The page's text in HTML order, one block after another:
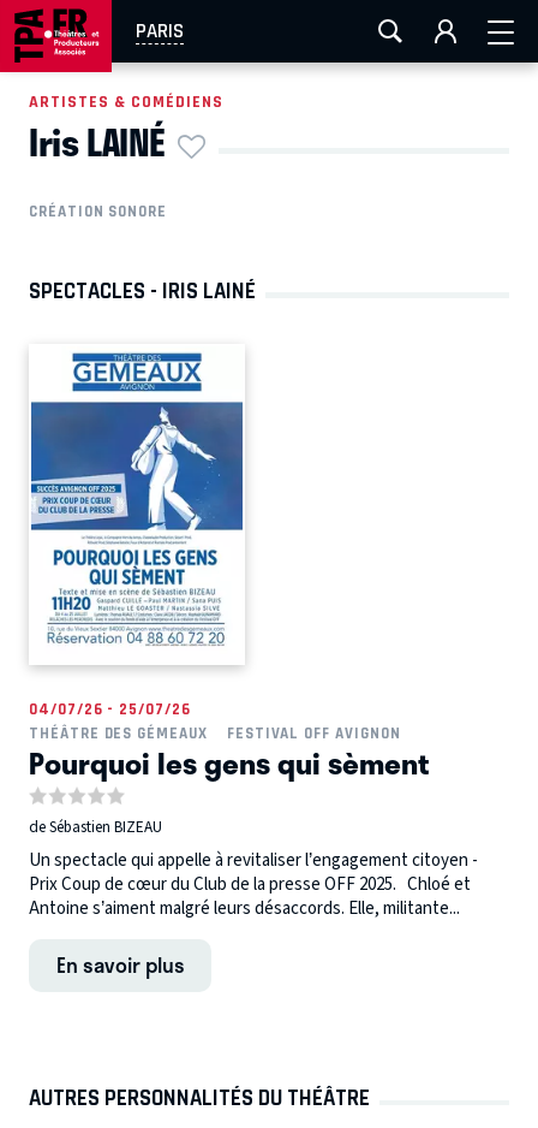
PARIS
AIX-MARSEILLE LA ROCHELLE
EN TOURNÉE
ARTISTES & COMÉDIENS
Iris LAINÉ
CRÉATION SONORE
SPECTACLES - IRIS LAINÉ
04/07/26 - 25/07/26
THÉÂTRE DES GÉMEAUX
FESTIVAL OFF AVIGNON
Pourquoi les gens qui sèment
de Sébastien BIZEAU
Un spectacle qui appelle à revitaliser l’engagement citoyen -
Prix Coup de cœur du Club de la presse OFF 2025. Chloé et
Antoine s’aiment malgré leurs désaccords. Elle, militante...
En savoir plus
AUTRES PERSONNALITÉS DU THÉÂTRE